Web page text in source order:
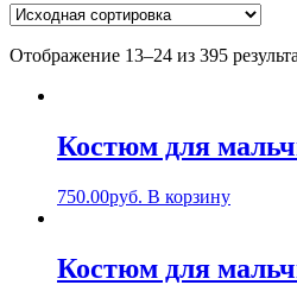
Отображение 13–24 из 395
Костюм для
750.00руб. В корзину
Костюм для